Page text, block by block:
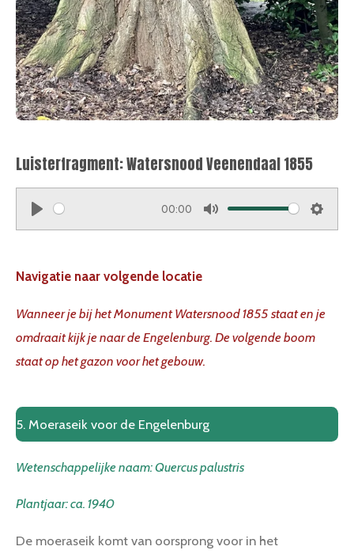
Luisterfragment: Watersnood Veenendaal 1855
P
a
00:00
M
S
i
Navigatie naar volgende locatie
Wanneer je bij het Monument Watersnood 1855 staat en je
omdraait kijk je naar de Engelenburg. De volgende boom
staat op het gazon voor het gebouw.
5. Moeraseik voor de Engelenburg
Wetenschappelijke naam:Quercus palustris
Plantjaar: ca. 1940
De moeraseik komt van oorsprong voor in het